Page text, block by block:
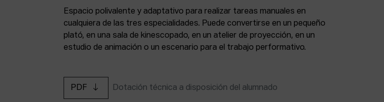
Espacio polivalente y adaptativo para realizar tareas manuales en
cualquiera de las tres especialidades. Puede convertirse en un pequeño
plató, en una sala de kinescopado, en un atelier de proyección, en un
estudio de animación o un escenario para el trabajo performativo.
PDF Dotación técnica a disposición del alumnado